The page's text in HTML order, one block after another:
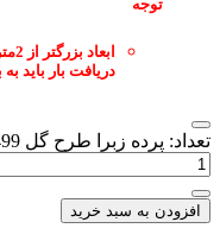
ابعاد بزرگتر از
دریافت بار باید به باربری و
طرح گل 499 خوش سایه
سبد خرید